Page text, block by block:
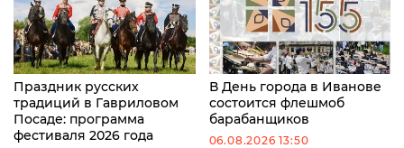
Праздник русских
традиций в Гавриловом
Посаде: программа
фестиваля 2026 года
В День города в Иванове
состоится флешмоб
барабанщиков
06.08.2026 13:50